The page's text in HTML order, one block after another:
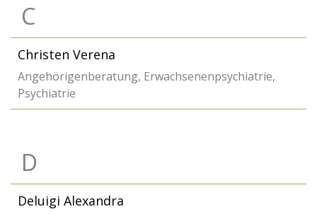
C
Christen Verena
Angehörigenberatung, Erwachsenenpsychiatrie,
Psychiatrie
D
Deluigi Alexandra